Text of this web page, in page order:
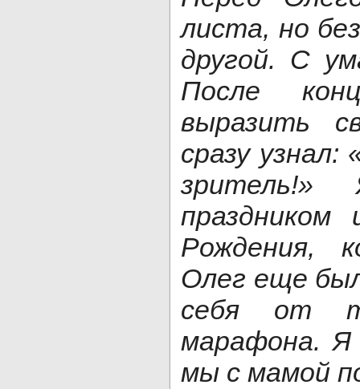
листа, но
другой. С
После
выразить
сразу
Рождения,
Олег еще был
себя от
марафона. Я
мы с мамой